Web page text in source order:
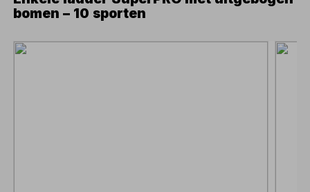
bomen – 10 sporten